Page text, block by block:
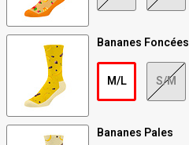
Bananes Foncées
M/L S/M
Bananes Pales